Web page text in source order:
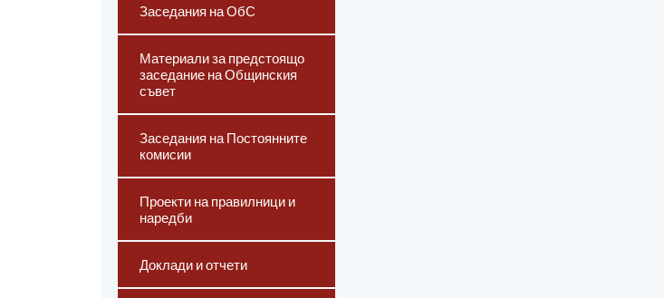
Заседания на ОбС
Материали за предстоящо
заседание на Общинския
съвет
Заседания на Постоянните
комисии
Проекти на правилници и
наредби
Доклади и отчети